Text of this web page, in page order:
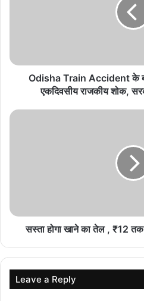
सामाजिक सुरक्षा से
बलौदाबाजार के
भविष्य के लिए
August 6, 2026
Odisha Train Accident के
एकदिवसीय राजकीय शोक,
सस्ता होगा खाने का तेल , ₹12
Leave a Reply